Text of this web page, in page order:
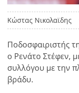
Κώστας Νικολαϊδης
Ποδοσφαιριστής
ο Ρενάτο Στέφεν,
συλλόγου με την
βράδυ.